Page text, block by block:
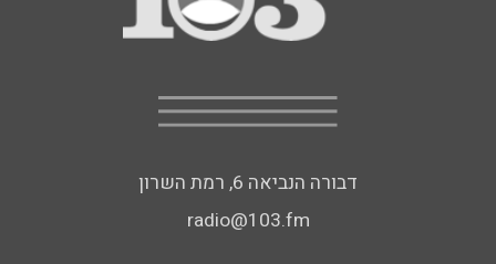
דבורה הנביאה 6, רמת השרון
radio@103.fm